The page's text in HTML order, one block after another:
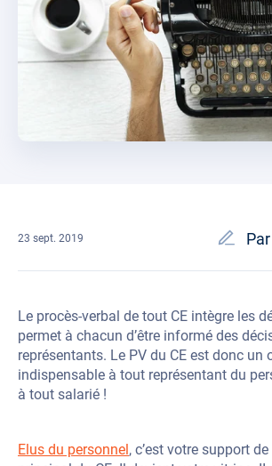
23 sept. 2019
Le procès-verbal de tout CE intègre les
permet à chacun d’être informé des
représentants. Le PV du CE est donc un
indispensable à tout représentant du
à tout salarié !
Elus du personnel , c’est votre support